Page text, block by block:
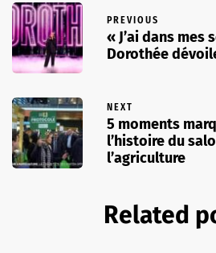
PREVIOUS
« J’ai dans mes
Dorothée
NEXT
5 moments
l’histoire du
l’agriculture
Related